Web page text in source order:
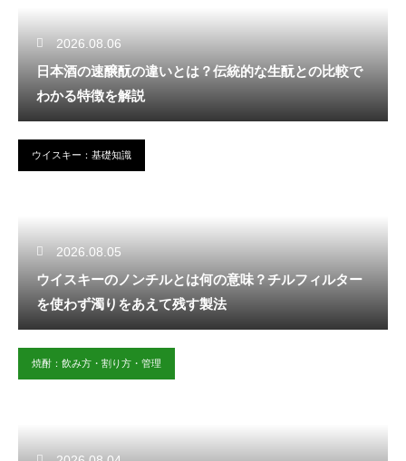
2026.08.06
日本酒の速醸酛の違いとは？伝統的な生酛との比較で
わかる特徴を解説
ウイスキー：基礎知識
2026.08.05
ウイスキーのノンチルとは何の意味？チルフィルター
を使わず濁りをあえて残す製法
焼酎：飲み方・割り方・管理